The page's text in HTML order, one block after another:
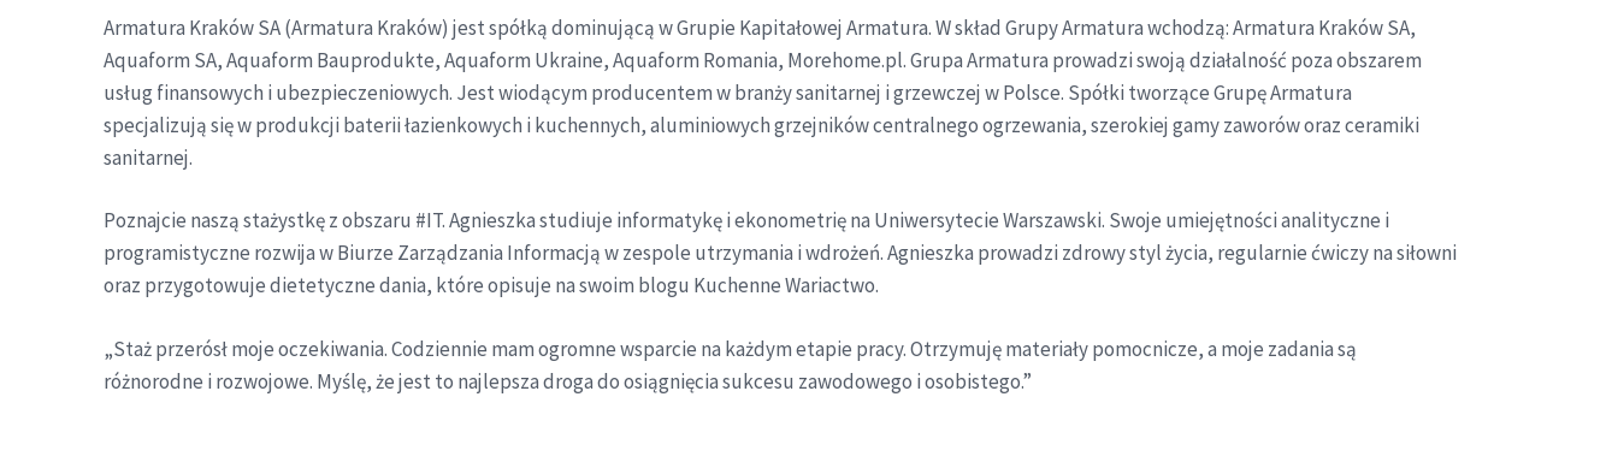
Armatura Kraków SA (Armatura Kraków) jest spółką dominującą w Grupie Kapitałowej Armatura. W skład Grupy Armatura wchodzą: Armatura Kraków SA,
Aquaform SA, Aquaform Bauprodukte, Aquaform Ukraine, Aquaform Romania, Morehome.pl. Grupa Armatura prowadzi swoją działalność poza obszarem
usług finansowych i ubezpieczeniowych. Jest wiodącym producentem w branży sanitarnej i grzewczej w Polsce. Spółki tworzące Grupę Armatura
specjalizują się w produkcji baterii łazienkowych i kuchennych, aluminiowych grzejników centralnego ogrzewania, szerokiej gamy zaworów oraz ceramiki
sanitarnej.
Poznajcie naszą stażystkę z obszaru #IT. Agnieszka studiuje informatykę i ekonometrię na Uniwersytecie Warszawski. Swoje umiejętności analityczne i
programistyczne rozwija w Biurze Zarządzania Informacją w zespole utrzymania i wdrożeń. Agnieszka prowadzi zdrowy styl życia, regularnie ćwiczy na siłowni
oraz przygotowuje dietetyczne dania, które opisuje na swoim blogu Kuchenne Wariactwo.
„Staż przerósł moje oczekiwania. Codziennie mam ogromne wsparcie na każdym etapie pracy. Otrzymuję materiały pomocnicze, a moje zadania są
różnorodne i rozwojowe. Myślę, że jest to najlepsza droga do osiągnięcia sukcesu zawodowego i osobistego.”